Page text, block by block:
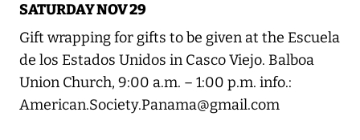
SATURDAY NOV 29
Gift wrapping for gifts to be given at the Escuela
de los Estados Unidos in Casco Viejo. Balboa
Union Church, 9:00 a.m. – 1:00 p.m. info.:
American.Society.Panama@gmail.com